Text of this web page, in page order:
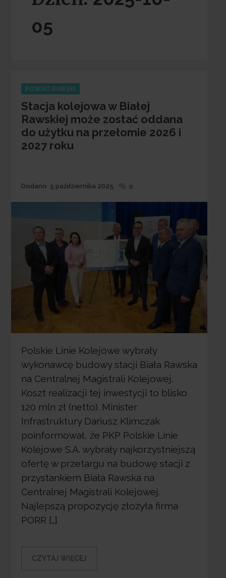
05
Categories
POWIAT RAWSKI
Stacja kolejowa w Białej
Rawskiej może zostać oddana
do użytku na przełomie 2026 i
2027 roku
Dodane
Dodano 5 października 2025 0
Polskie Linie Kolejowe wybrały
wykonawcę budowy stacji Biała Rawska
na Centralnej Magistrali Kolejowej.
Koszt realizacji tej inwestycji to blisko
120 mln zł (netto). Minister
Infrastruktury Dariusz Klimczak
poinformował, że PKP Polskie Linie
Kolejowe S.A. wybrały najkorzystniejszą
ofertę w przetargu na budowę stacji z
przystankiem Biała Rawska na
Centralnej Magistrali Kolejowej.
Najlepszą propozycję złożyła firma
PORR […]
CZYTAJ WIĘCEJ